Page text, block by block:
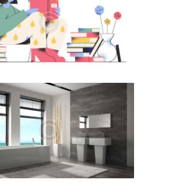
News marzo 4, 2019
News febrero 28, 2019